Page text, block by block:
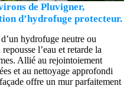
de Pluvigner,
d’hydrofuge protecteur.
hydrofuge neutre ou
l’eau et retarde la
Allié au rejointoiement
et au nettoyage approfondi
offre un mur parfaitement